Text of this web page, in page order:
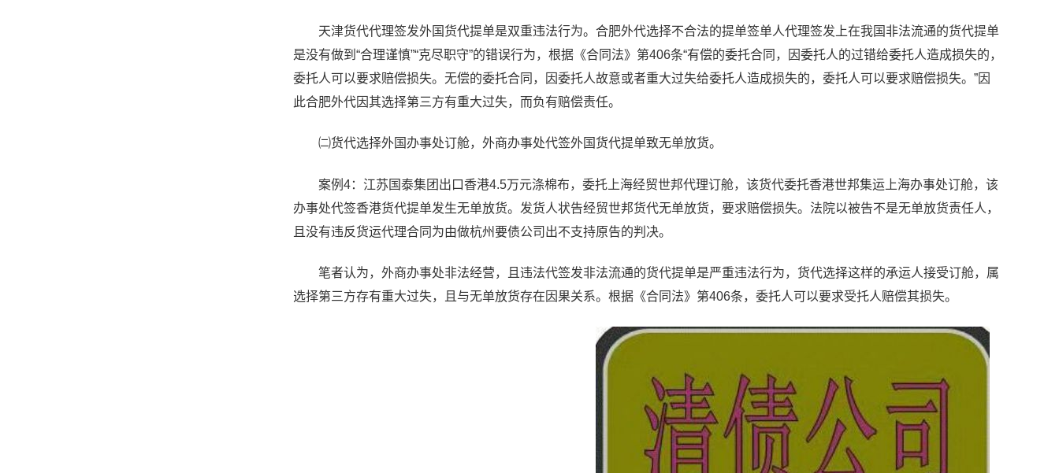
天津货代代理签发外国货代提单是双重违法行为。合肥外代选择不合法的提单签单人代理签发上在我国非法流通的货代提单
是没有做到“合理谨慎”“克尽职守”的错误行为，根据《合同法》第406条“有偿的委托合同，因委托人的过错给委托人造成损失的，
委托人可以要求赔偿损失。无偿的委托合同，因委托人故意或者重大过失给委托人造成损失的，委托人可以要求赔偿损失。”因
此合肥外代因其选择第三方有重大过失，而负有赔偿责任。
㈡货代选择外国办事处订舱，外商办事处代签外国货代提单致无单放货。
案例4：江苏国泰集团出口香港4.5万元涤棉布，委托上海经贸世邦代理订舱，该货代委托香港世邦集运上海办事处订舱，该
办事处代签香港货代提单发生无单放货。发货人状告经贸世邦货代无单放货，要求赔偿损失。法院以被告不是无单放货责任人，
且没有违反货运代理合同为由做杭州要债公司出不支持原告的判决。
笔者认为，外商办事处非法经营，且违法代签发非法流通的货代提单是严重违法行为，货代选择这样的承运人接受订舱，属
选择第三方存有重大过失，且与无单放货存在因果关系。根据《合同法》第406条，委托人可以要求受托人赔偿其损失。